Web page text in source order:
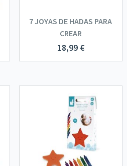
7 JOYAS DE HADAS PARA
CREAR
18,99 €